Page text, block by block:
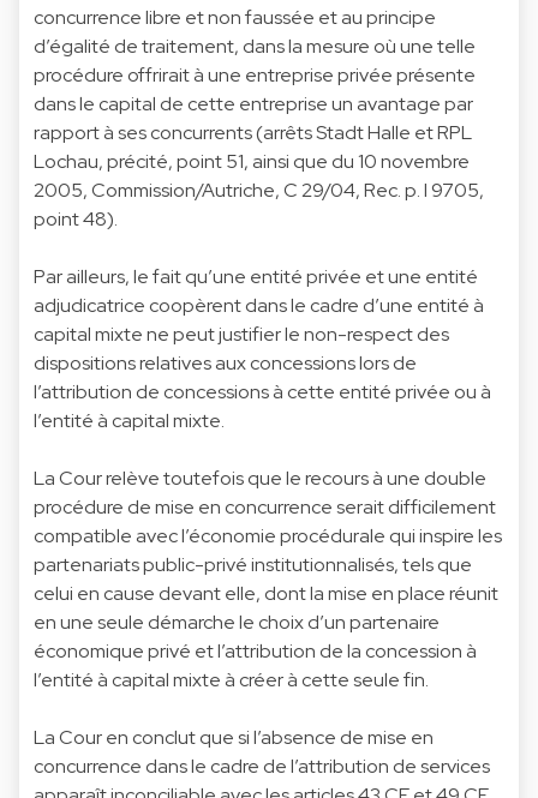
concurrence libre et non faussée et au principe
d’égalité de traitement, dans la mesure où une telle
procédure offrirait à une entreprise privée présente
dans le capital de cette entreprise un avantage par
rapport à ses concurrents (arrêts Stadt Halle et RPL
Lochau, précité, point 51, ainsi que du 10 novembre
2005, Commission/Autriche, C 29/04, Rec. p. I 9705,
point 48).
Par ailleurs, le fait qu’une entité privée et une entité
adjudicatrice coopèrent dans le cadre d’une entité à
capital mixte ne peut justifier le non-respect des
dispositions relatives aux concessions lors de
l’attribution de concessions à cette entité privée ou à
l’entité à capital mixte.
La Cour relève toutefois que le recours à une double
procédure de mise en concurrence serait difficilement
compatible avec l’économie procédurale qui inspire les
partenariats public-privé institutionnalisés, tels que
celui en cause devant elle, dont la mise en place réunit
en une seule démarche le choix d’un partenaire
économique privé et l’attribution de la concession à
l’entité à capital mixte à créer à cette seule fin.
La Cour en conclut que si l’absence de mise en
concurrence dans le cadre de l’attribution de services